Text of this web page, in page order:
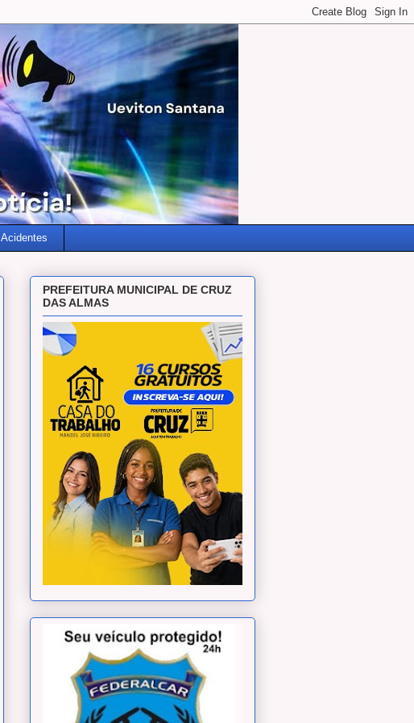
Acidentes
PREFEITURA MUNICIPAL DE CRUZ
DAS ALMAS